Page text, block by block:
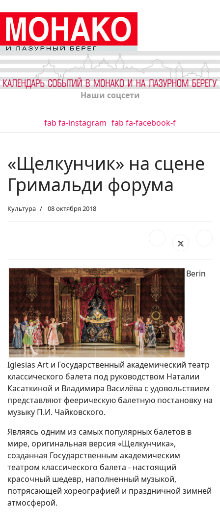
Наши соцсети
fab fa-instagram fab fa-facebook-f
«Щелкунчик» на сцене
Гримальди форума
Культура 08 октября 2018
Berin
Iglesias Art и Государственный академический театр
классического балета под руководством Наталии
Касаткиной и Владимира Василёва с удовольствием
представляют феерическую балетную постановку на
музыку П.И. Чайковского.
Являясь одним из самых популярных балетов в
мире, оригинальная версия «Щелкунчика»,
созданная Государственным академическим
театром классического балета - настоящий
красочный шедевр, наполненный музыкой,
потрясающей хореографией и праздничной зимней
атмосферой.